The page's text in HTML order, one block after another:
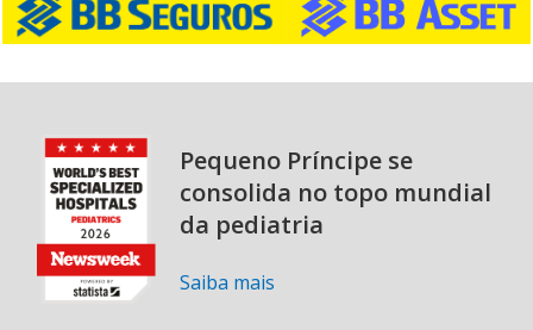
Pequeno Príncipe se
consolida no topo mundial
da pediatria
Saiba mais